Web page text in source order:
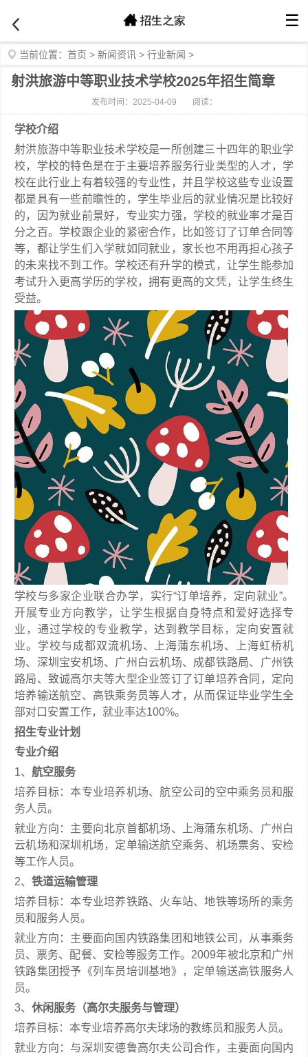
☰
当前位置： 首页 > 新闻资讯 > 行业新闻 >
射洪旅游中等职业技术学校2025年招生简章
发布时间：2025-04-09 阅读：
学校介绍
射洪旅游中等职业技术学校是一所创建三十四年的职业学
校，学校的特色是在于主要培养服务行业类型的人才，学
校在此行业上有着较强的专业性，并且学校这些专业设置
都是具有一些前瞻性的，学生毕业后的就业情况是比较好
的，因为就业前景好，专业实力强，学校的就业率才是百
分之百。学校跟企业的紧密合作，比如签订了订单合同等
等，都让学生们入学就如同就业，家长也不用再担心孩子
的未来找不到工作。学校还有升学的模式，让学生能参加
考试升入更高学历的学校，拥有更高的文凭，让学生终生
受益。
学校与多家企业联合办学，实行“订单培养，定向就业”。
开展专业方向教学，让学生根据自身特点和爱好选择专
业，通过学校的专业教学，达到教学目标，定向安置就
业。学校与成都双流机场、上海蒲东机场、上海虹桥机
场、深圳宝安机场、广州白云机场、成都铁路局、广州铁
路局、致诚高尔夫等大型企业签订了订单培养合同，定向
培养输送航空、高铁乘务员等人才，从而保证毕业学生全
部对口安置工作，就业率达100%。
招生专业计划
专业介绍
1、 航空服务
培养目标：本专业培养机场、航空公司的空中乘务员和服
务人员。
就业方向：主要向北京首都机场、上海蒲东机场、广州白
云机场和深圳机场，定单输送航空乘务、机场票务、安检
等工作人员。
2、 铁道运输管理
培养目标：本专业培养铁路、火车站、地铁等场所的乘务
员和服务人员。
就业方向：主要面向国内铁路集团和地铁公司，从事乘务
员、票务、配餐、安检等服务工作。2009年被北京和广州
铁路集团授予《列车员培训基地》，定单输送高铁服务人
员。
3、 休闲服务（高尔夫服务与管理）
培养目标：本专业培养高尔夫球场的教练员和服务人员。
就业方向：与深圳安德鲁高尔夫公司合作，主要面向国内